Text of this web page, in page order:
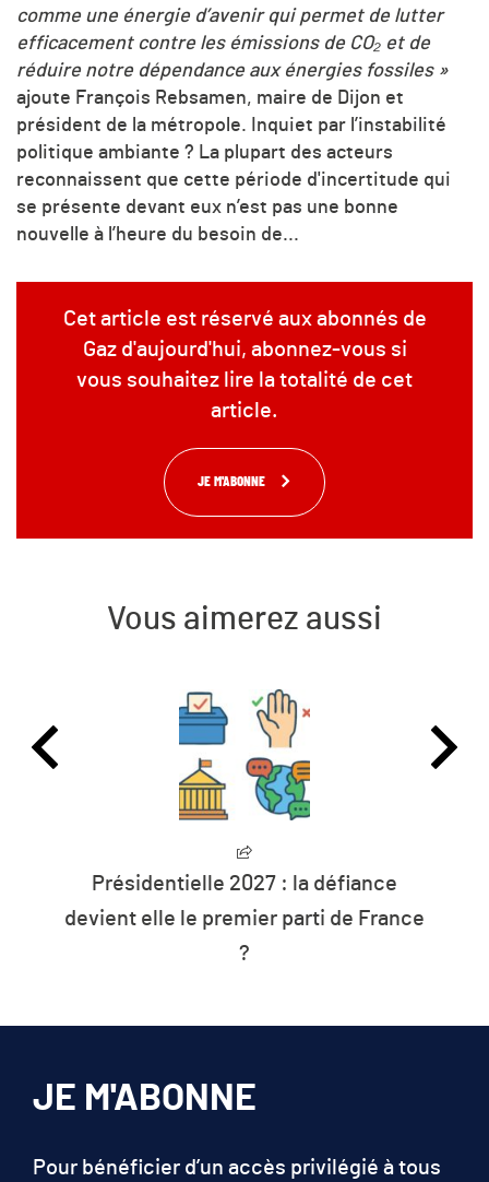
comme une énergie d’avenir qui permet de lutter
efficacement contre les émissions de CO₂ et de
réduire notre dépendance aux énergies fossiles »
ajoute François Rebsamen, maire de Dijon et
président de la métropole. Inquiet par l’instabilité
politique ambiante ? La plupart des acteurs
reconnaissent que cette période d'incertitude qui
se présente devant eux n’est pas une bonne
nouvelle à l’heure du besoin de...
Cet article est réservé aux abonnés de
Gaz d'aujourd'hui, abonnez-vous si
vous souhaitez lire la totalité de cet
article.
JE M'ABONNE
Vous aimerez aussi
Présidentielle 2027 : la défiance
devient elle le premier parti de France
JE M'ABONNE
Pour bénéficier d’un accès privilégié à tous